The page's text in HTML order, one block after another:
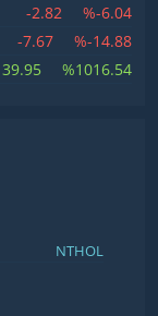
-2.82
%-6.04
-7.67
%-14.88
39.95 %1016.54
NTHOL